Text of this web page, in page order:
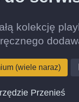
kolekcję
(wiele naraz)
Przenieś